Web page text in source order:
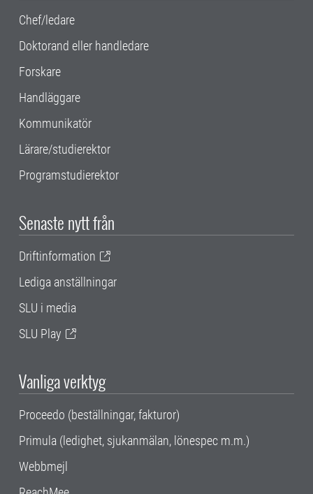
Chef/ledare
Doktorand eller handledare
Forskare
Handläggare
Kommunikatör
Lärare/studierektor
Programstudierektor
Senaste nytt från
Driftinformation
Lediga anställningar
SLU i media
SLU Play
Vanliga verktyg
Proceedo (beställningar, fakturor)
Primula (ledighet, sjukanmälan, lönespec m.m.)
Webbmejl